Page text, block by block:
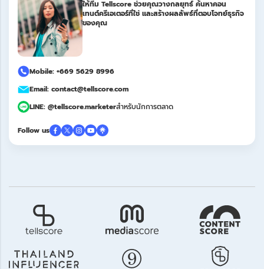
ให้ทีม Tellscore ช่วยคุณวางกลยุทธ์ ค้นหาคอน
เทนต์ครีเอเตอร์ที่ใช่ และสร้างผลลัพธ์ที่ตอบโจทย์ธุรกิจ
ของคุณ
Mobile: +669 5629 8996
Email: contact@tellscore.com
LINE: @tellscore.marketerสำหรับนักการตลาด
Follow us